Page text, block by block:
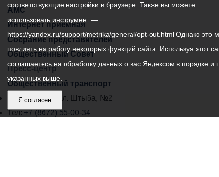
АМС
Интернет приемная
Собрание представителей
Общественный Совет
Пресс-центр
Общественный транспорт
Владикавказ, пл. Штыба, №2
Тел: +7 (8672) 55-00-34
соответствующие настройки в браузере. Также вы можете
использовать инструмент —
https://yandex.ru/support/metrika/general/opt-out.html Однако это
повлиять на работу некоторых функций сайта. Используя этот
соглашаетесь на обработку данных о вас Яндексом в порядке и
указанных выше.
Я согласен